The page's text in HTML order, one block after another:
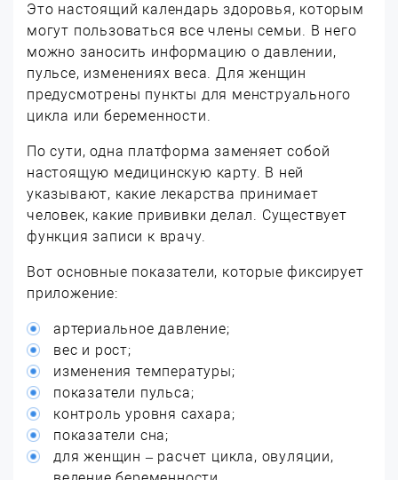
Это настоящий календарь здоровья, которым
могут пользоваться все члены семьи. В него
можно заносить информацию о давлении,
пульсе, изменениях веса. Для женщин
предусмотрены пункты для менструального
цикла или беременности.
По сути, одна платформа заменяет собой
настоящую медицинскую карту. В ней
указывают, какие лекарства принимает
человек, какие прививки делал. Существует
функция записи к врачу.
Вот основные показатели, которые фиксирует
приложение:
артериальное давление;
вес и рост;
изменения температуры;
показатели пульса;
контроль уровня сахара;
показатели сна;
для женщин – расчет цикла, овуляции,